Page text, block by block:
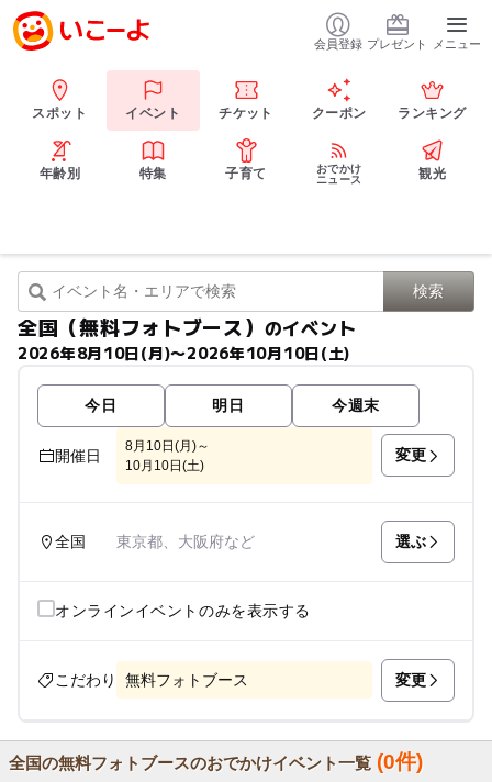
会員登録 プレゼント メニュー
スポット イベント チケット クーポン ランキング
年齢別 特集 子育て
おでかけ
ニュース
観光
全国（無料フォトブース） のイベント
2026年8月10日(月)〜2026年10月10日(土)
今日 明日 今週末
開催日
8月10日(月)～
10月10日(土)
変更
全国 東京都、大阪府など 選ぶ
オンラインイベントのみを表示する
こだわり 無料フォトブース 変更
全国の無料フォトブースのおでかけイベント一覧 (0件)